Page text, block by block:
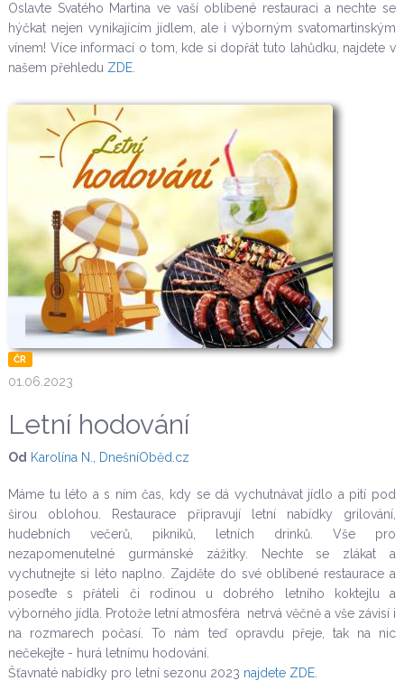
Oslavte Svatého Martina ve vaší oblíbené restauraci a nechte se
hýčkat nejen vynikajícím jídlem, ale i výborným svatomartinským
vínem! Více informací o tom, kde si dopřát tuto lahůdku, najdete v
našem přehledu ZDE
ČR
01.06.2023
Letní hodování
Od Karolína N., DnešníOběd.cz
Máme tu léto a s ním čas, kdy se dá vychutnávat jídlo a pití pod
širou oblohou. Restaurace připravují letní nabídky grilování,
hudebních večerů, pikniků, letních drinků. Vše pro
nezapomenutelné gurmánské zážitky. Nechte se zlákat a
vychutnejte si léto naplno. Zajděte do své oblíbené restaurace a
poseďte s přáteli či rodinou u dobrého letního koktejlu a
výborného jídla. Protože letní atmosféra netrvá věčně a vše závisí i
na rozmarech počasí. To nám teď opravdu přeje, tak na nic
nečekejte - hurá letnímu hodování.
Šťavnaté nabídky pro letní sezonu 2023 najdete ZDE.